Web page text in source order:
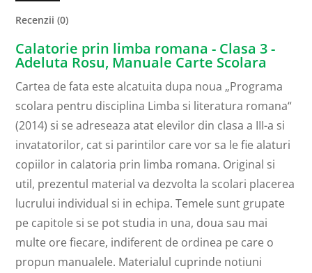
Recenzii (0)
Calatorie prin limba romana - Clasa 3 -
Adeluta Rosu, Manuale Carte Scolara
Cartea de fata este alcatuita dupa noua „Programa
scolara pentru disciplina Limba si literatura romana“
(2014) si se adreseaza atat elevilor din clasa a III-a si
invatatorilor, cat si parintilor care vor sa le fie alaturi
copiilor in calatoria prin limba romana. Original si
util, prezentul material va dezvolta la scolari placerea
lucrului individual si in echipa. Temele sunt grupate
pe capitole si se pot studia in una, doua sau mai
multe ore fiecare, indiferent de ordinea pe care o
propun manualele. Materialul cuprinde notiuni